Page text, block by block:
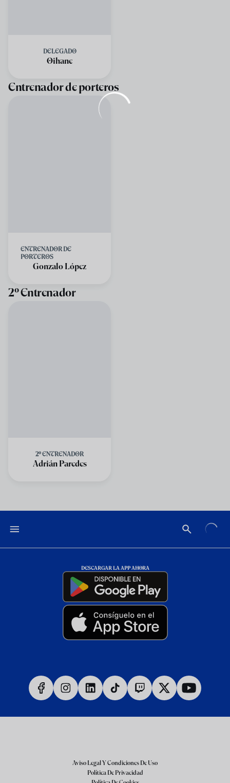
DELEGADO
Oihane
Entrenador de porteros
ENTRENADOR DE
PORTEROS
Gonzalo López
2º Entrenador
2º ENTRENADOR
Adrián Paredes
DESCARGAR LA APP AHORA
Aviso Legal Y Condiciones De Uso
Política De Privacidad